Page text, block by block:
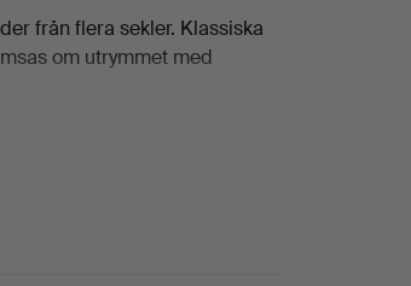
från flera sekler. Klassiska
om utrymmet med
ligger vår något